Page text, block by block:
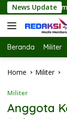
Skip
to
content
News Update
Bendera Merah
Beranda Militer
Home Militer
Militer
Anggota